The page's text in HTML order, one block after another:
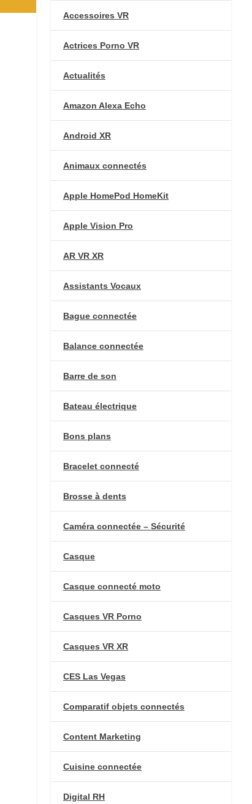
Accessoires VR
Actrices Porno VR
Actualités
Amazon Alexa Echo
Android XR
Animaux connectés
Apple HomePod HomeKit
Apple Vision Pro
AR VR XR
Assistants Vocaux
Bague connectée
Balance connectée
Barre de son
Bateau électrique
Bons plans
Bracelet connecté
Brosse à dents
Caméra connectée – Sécurité
Casque
Casque connecté moto
Casques VR Porno
Casques VR XR
CES Las Vegas
Comparatif objets connectés
Content Marketing
Cuisine connectée
Digital RH